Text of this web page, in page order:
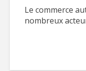
Le commerce
nombreux